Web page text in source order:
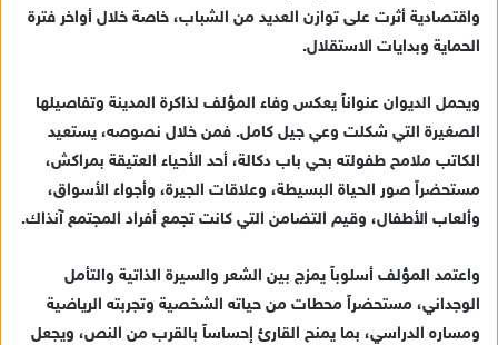
واقتصادية أثرت على توازن العديد من الشباب، خاصة خلال أواخر فترة
الحماية وبدايات الاستقلال.
ويحمل الديوان عنواناً يعكس وفاء المؤلف لذاكرة المدينة وتفاصيلها
الصغيرة التي شكلت وعي جيل كامل. فمن خلال نصوصه، يستعيد
الكاتب ملامح طفولته بحي باب دكالة، أحد الأحياء العتيقة بمراكش،
مستحضراً صور الحياة البسيطة، وعلاقات الجيرة، وأجواء الأسواق،
وألعاب الأطفال، وقيم التضامن التي كانت تجمع أفراد المجتمع آنذاك.
واعتمد المؤلف أسلوباً يمزج بين الشعر والسيرة الذاتية والتأمل
الوجداني، مستحضراً محطات من حياته الشخصية وتجربته الرياضية
ومساره الدراسي، بما يمنح القارئ إحساساً بالقرب من النص، ويجعل